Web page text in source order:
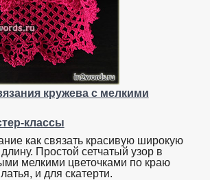
кружева с мелкими
классы
как связать красивую широкую
Простой сетчатый узор в
мелкими цветочками по краю
и для скатерти.